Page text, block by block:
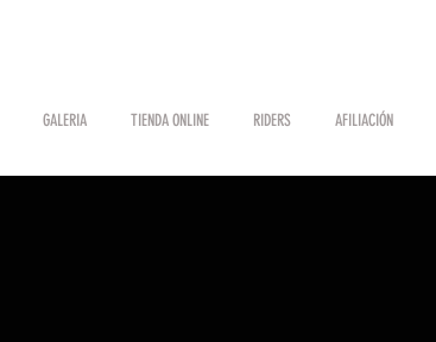
GALERIA TIENDA ONLINE RIDERS AFILIACIÓN